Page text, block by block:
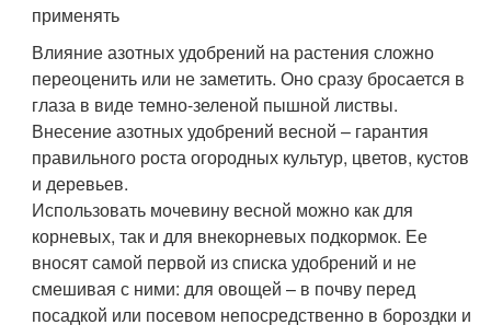
применять
Влияние азотных удобрений на растения сложно
переоценить или не заметить. Оно сразу бросается в
глаза в виде темно-зеленой пышной листвы.
Внесение азотных удобрений весной – гарантия
правильного роста огородных культур, цветов, кустов
и деревьев.
Использовать мочевину весной можно как для
корневых, так и для внекорневых подкормок. Ее
вносят самой первой из списка удобрений и не
смешивая с ними: для овощей – в почву перед
посадкой или посевом непосредственно в бороздки и